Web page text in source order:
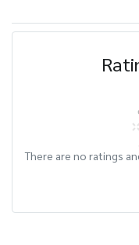
There are no ratings